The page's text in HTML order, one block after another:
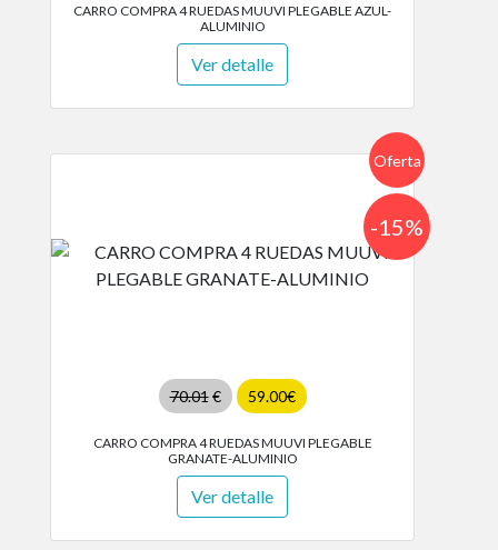
CARRO COMPRA 4 RUEDAS MUUVI PLEGABLE AZUL-
ALUMINIO
Ver detalle
Oferta
70.01€ 59.00€
-15%
CARRO COMPRA 4 RUEDAS MUUVI PLEGABLE
GRANATE-ALUMINIO
Ver detalle